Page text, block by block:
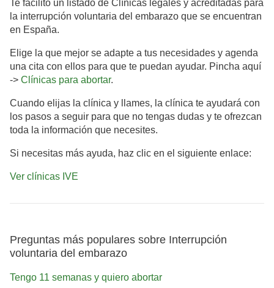
Te facilito un listado de Clínicas legales y acreditadas para
la interrupción voluntaria del embarazo que se encuentran
en España.
Elige la que mejor se adapte a tus necesidades y agenda
una cita con ellos para que te puedan ayudar. Pincha aquí
-> Clínicas para abortar.
Cuando elijas la clínica y llames, la clínica te ayudará con
los pasos a seguir para que no tengas dudas y te ofrezcan
toda la información que necesites.
Si necesitas más ayuda, haz clic en el siguiente enlace:
Ver clínicas IVE
Preguntas más populares sobre Interrupción
voluntaria del embarazo
Tengo 11 semanas y quiero abortar